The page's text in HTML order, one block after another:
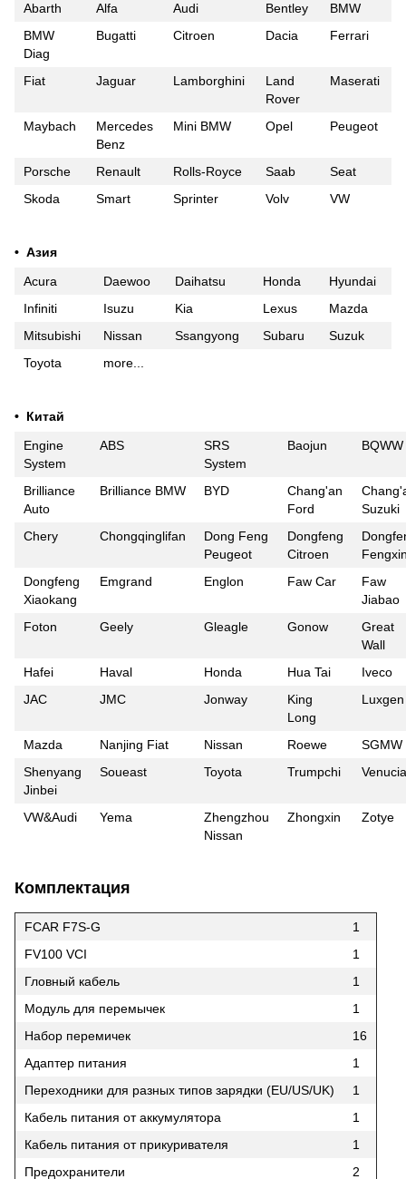
Abarth Alfa Audi Bentley
BMW
BMW
Diag
Bugatti Citroen Dacia Ferrari
Fiat Jaguar Lamborghini
Land
Rover
Maserati
Maybach
Mercedes
Benz
Mini BMW Opel Peugeot
Porsche Renault Rolls-Royce Saab
Seat
Skoda
Smart Sprinter Volv VW
• Азия
Acura
Daewoo Daihatsu Honda
Hyundai
Infiniti
Isuzu Kia Lexus
Mazda
Mitsubishi
Nissan Ssangyong Subaru
Suzuk
Toyota
more...
• Китай
Engine
System
ABS
SRS
System
Baojun BQWW
Brilliance
Auto
Brilliance BMW BYD
Chang'an
Ford
Suzuki
Chery
Chongqinglifan
Dong Feng
Peugeot
Dongfeng
Citroen
Dongfeng
Xiaokang
Emgrand Englon Faw Car
Faw
Jiabao
Foton
Geely Gleagle Gonow
Great
Wall
Hafei
Haval Honda Hua Tai
Iveco
JAC
JMC Jonway
King
Long
Luxgen
Mazda Nanjing Fiat Nissan Roewe
SGMW
Shenyang
Jinbei
Soueast Toyota Trumpchi Venucia
VW&Audi Yema
Zhengzhou
Nissan
Zhongxin Zotye
Комплектация
FCAR F7S-G
1
FV100 VCI
1
Гловный кабель
1
Модуль для перемычек
1
Набор перемичек
16
Адаптер питания
1
Переходники для разных типов зарядки (EU/US/UK)
1
Кабель питания от аккумулятора
1
Кабель питания от прикуривателя
1
Предохранители
2